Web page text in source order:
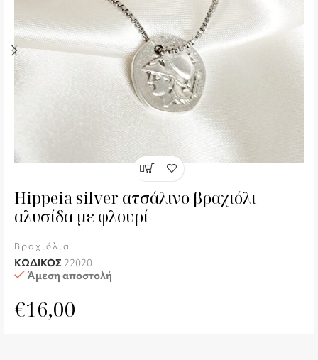
Hippeia silver ατσάλινο βραχιόλι
αλυσίδα με φλουρί
Βραχιόλια
ΚΩΔΙΚΟΣ 22020
Άμεση αποστολή
€16,00